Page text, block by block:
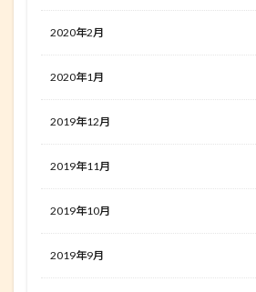
2020年2月
2020年1月
2019年12月
2019年11月
2019年10月
2019年9月